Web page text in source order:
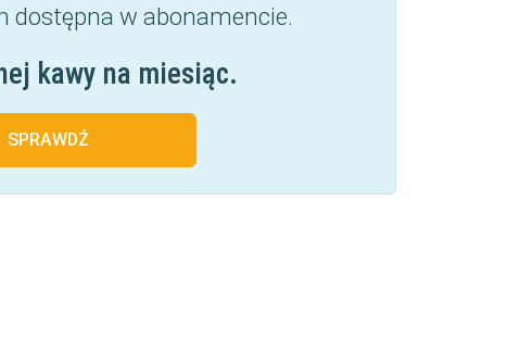
dostępna w abonamencie.
kawy na miesiąc.
SPRAWDŹ